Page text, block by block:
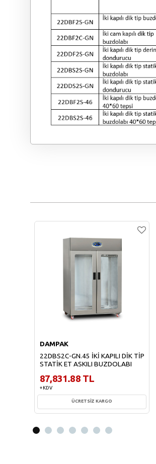
DAMPAK
22DBS2C-GN.45 İKİ KAPILI DİK TİP
STATİK ET ASKILI BUZDOLABI
87,831.88 TL
+ KDV
ÜCRETSİZ KARGO